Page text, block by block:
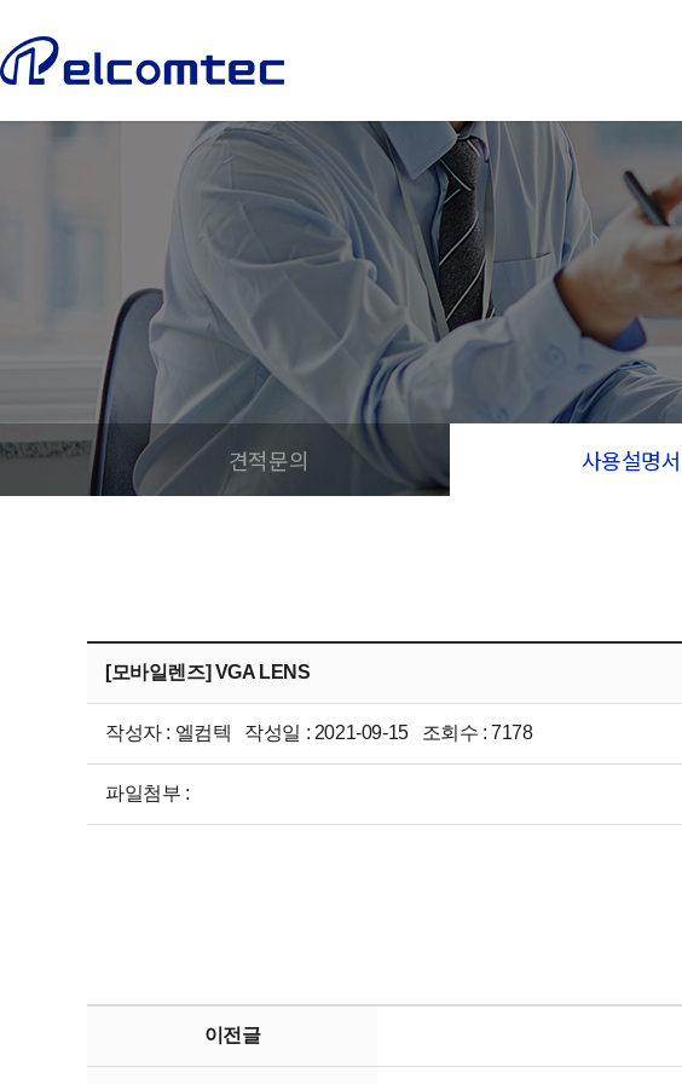
엘
컴
견적문의 사용설명서
[모바일렌즈] VGA LENS
작성자 : 엘컴텍 작성일 : 2021-09-15 조회수 : 7178
파일첨부 :
이전글